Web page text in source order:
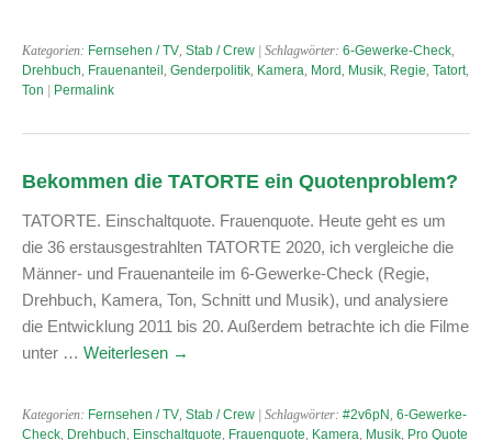
Kategorien: Fernsehen / TV, Stab / Crew | Schlagwörter: 6-Gewerke-Check,
Drehbuch, Frauenanteil , Genderpolitik, Kamera, Mord , Musik, Regie, Tatort,
Ton
Permalink
Bekommen die TATORTE ein Quotenproblem?
TATORTE. Einschaltquote. Frauenquote. Heute geht es um
die 36 erstausgestrahlten TATORTE 2020, ich vergleiche die
Männer- und Frauenanteile im 6-Gewerke-Check (Regie,
Drehbuch, Kamera, Ton, Schnitt und Musik), und analysiere
die Entwicklung 2011 bis 20. Außerdem betrachte ich die Filme
unter … Weiterlesen →
Kategorien: Fernsehen / TV, Stab / Crew | Schlagwörter: #2v6pN , 6-Gewerke-
Check, Drehbuch, Einschaltquote, Frauenquote, Kamera, Musik, Pro Quote